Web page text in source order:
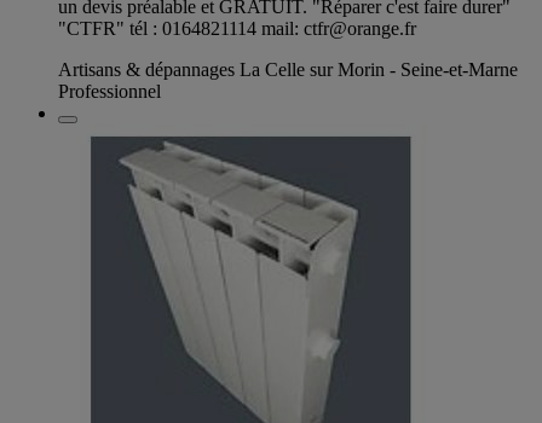
un devis préalable et GRATUIT. "Réparer c'est faire durer"
"CTFR" tél : 0164821114 mail: ctfr@orange.fr
Artisans & dépannages La Celle sur Morin - Seine-et-Marne
Professionnel